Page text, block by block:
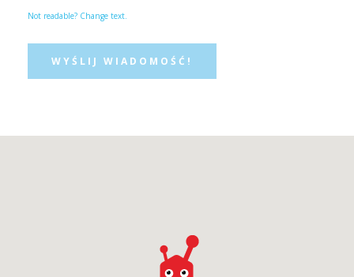
Not readable? Change text.
WYŚLIJ WIADOMOŚĆ!